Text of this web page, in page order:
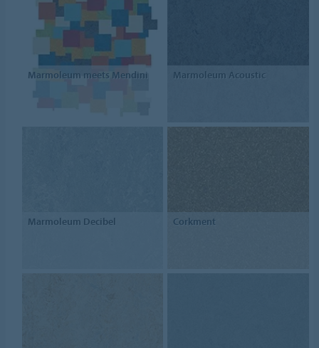
Marmoleum meets Mendini Marmoleum Acoustic
Marmoleum Decibel Corkment